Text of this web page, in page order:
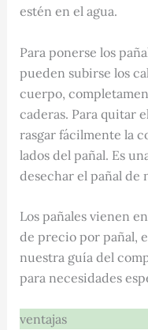
estén en el agua.
Para ponerse los
pueden subirse los
cuerpo,
caderas. Para quitar
rasgar fácilmente la
lados del pañal. Es
desechar el pañal de
Los pañales vienen
de precio por pañal,
nuestra guía del
para necesidades
ventajas